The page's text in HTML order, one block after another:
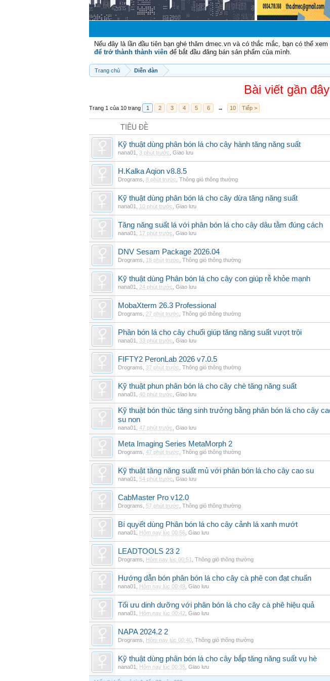
Nếu đây là lần đầu tiên bạn ghé thăm dmec.vn và có thắc mắc, bạn có thể xem
để trở thành thành viên để bắt đầu đăng bán sản phẩm của mình.
Trang chủ Diễn đàn
Bài viết gần đây
Trang 1 của 10 trang 1 2 3 4 5 6 → 10 Tiếp >
TIÊU ĐỀ
Kỹ thuật dùng phân bón lá cho cây hành tăng năng suất
nana01 3 phút trước Giao lưu
H.Kalka Aqion v8.8.5
Drograms 8 phút trước Thông gió thông thường
Kỹ thuật dùng phân bón lá cho cây dừa tăng năng suất
nana01 10 phút trước Giao lưu
Tăng năng suất lá với phân bón lá cho cây dâu tằm đúng cách
nana01 17 phút trước Giao lưu
DNV Sesam Package 2026.04
Drograms 18 phút trước Thông gió thông thường
Kỹ thuật dùng Phân bón lá cho cây con giúp rễ khỏe mạnh
nana01 24 phút trước Giao lưu
MobaXterm 26.3 Professional
Drograms 27 phút trước Thông gió thông thường
Phân bón lá cho cây chuối giúp tăng năng suất vượt trội
nana01 33 phút trước Giao lưu
FIFTY2 PeronLab 2026 v7.0.5
Drograms 37 phút trước Thông gió thông thường
Kỹ thuật phun phân bón lá cho cây chè tăng năng suất
nana01 40 phút trước Giao lưu
Kỹ thuật bón thúc tăng sinh trưởng bằng phân bón lá cho cây
su non
nana01 47 phút trước Giao lưu
Meta Imaging Series MetaMorph 2
Drograms 47 phút trước Thông gió thông thường
Kỹ thuật tăng năng suất mủ với phân bón lá cho cây cao su
nana01 54 phút trước Giao lưu
CabMaster Pro v12.0
Drograms 57 phút trước Thông gió thông thường
Bí quyết dùng Phân bón lá cho cây cảnh lá xanh mướt
nana01 Hôm nay lúc 00:56 Giao lưu
LEADTOOLS 23 2
Drograms Hôm nay lúc 00:51 Thông gió thông thường
Hướng dẫn bón phân bón lá cho cây cà phê con đạt chuẩn
nana01 Hôm nay lúc 00:49 Giao lưu
Tối ưu dinh dưỡng với phân bón lá cho cây cà phê hiệu quả
nana01 Hôm nay lúc 00:42 Giao lưu
NAPA 2024.2 2
Drograms Hôm nay lúc 00:40 Thông gió thông thường
Kỹ thuật dùng phân bón lá cho cây bắp tăng năng suất vụ hè
nana01 Hôm nay lúc 00:35 Giao lưu